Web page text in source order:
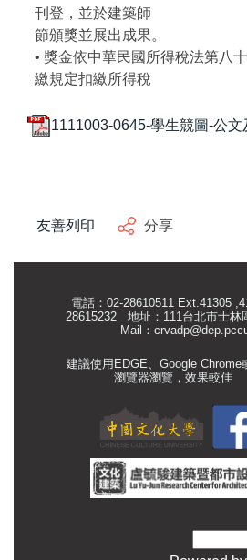
刊登，並於建築師
節頒獎並展出成果。
• 獎金依中華民國所得稅法第八
繳規定扣繳所得稅
1111003-0645-學生競圖-公文
友善列印 分享
電話：02-28610511 Ext.41305
28615232 地址：111台北市士
Mail：
建議使用EDGE、Google Chrome
瀏覽器瀏覽，效果較佳